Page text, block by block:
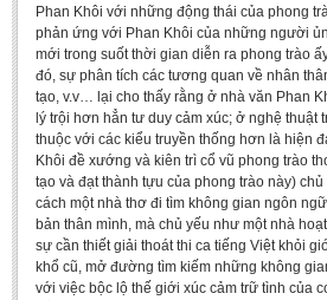
Vietnamese and Japanese Literature
Perspective
To Build a Standard Orthography in Schools
80 Years of New Poetry and the Self-Reliant
ALUMNI
Alumni Association
Scholarship Fund
STUDENT ACTIVITIES
Phan Khôi với những động thái của phong
phản ứng với Phan Khôi của những người
mới trong suốt thời gian diễn ra phong trào
đó, sự phân tích các tương quan về nhân
tạo, v.v… lại cho thấy rằng ở nhà văn Phan
lý trội hơn hẳn tư duy cảm xúc; ở nghệ thuật
thuộc với các kiểu truyền thống hơn là hiện
Khôi đề xướng và kiên trì cổ vũ phong trào
tạo và đạt thành tựu của phong trào này)
cách một nhà thơ đi tìm không gian ngôn
bản thân mình, mà chủ yếu như một nhà
sự cần thiết giải thoát thi ca tiếng Việt khỏi
khổ cũ, mở đường tìm kiếm những không
với việc bộc lộ thế giới xúc cảm trữ tình của